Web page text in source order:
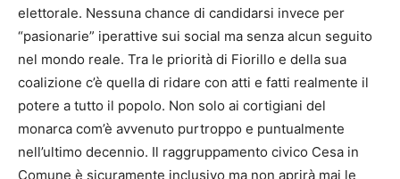
elettorale. Nessuna chance di candidarsi invece per
“pasionarie” iperattive sui social ma senza alcun seguito
nel mondo reale. Tra le priorità di Fiorillo e della sua
coalizione c’è quella di ridare con atti e fatti realmente il
potere a tutto il popolo. Non solo ai cortigiani del
monarca com’è avvenuto purtroppo e puntualmente
nell’ultimo decennio. Il raggruppamento civico Cesa in
Comune è sicuramente inclusivo ma non aprirà mai le